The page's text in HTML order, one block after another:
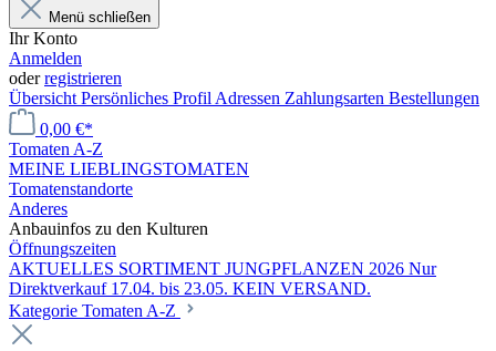
Menü schließen
Ihr Konto
Anmelden
oderregistrieren
Übersicht Persönliches Profil Adressen Zahlungsarten Bestellungen
0,00 €*
Tomaten A-Z
MEINE LIEBLINGSTOMATEN
Tomatenstandorte
Anderes
Anbauinfos zu den Kulturen
Öffnungszeiten
AKTUELLES SORTIMENT JUNGPFLANZEN 2026 Nur
Direktverkauf 17.04. bis 23.05. KEIN VERSAND.
Kategorie Tomaten A-Z